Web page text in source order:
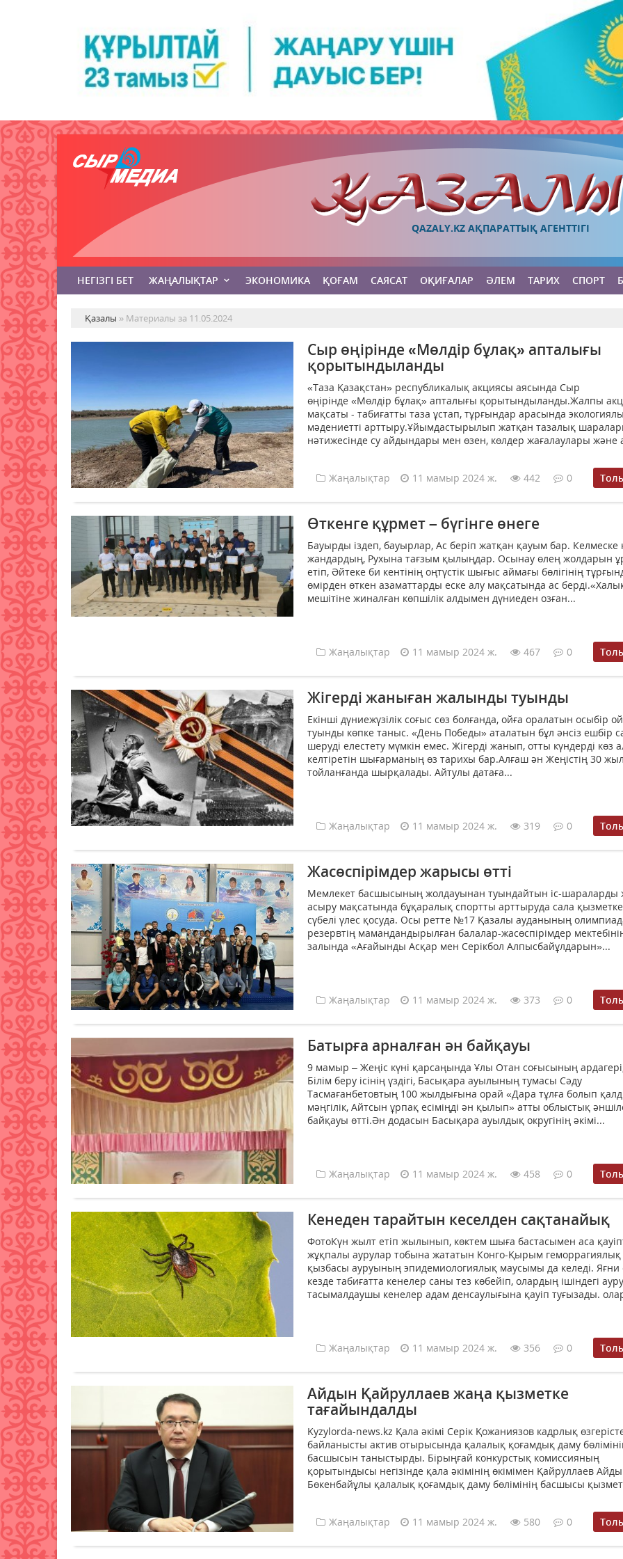
QAZALY.KZ АҚПАРАТТЫҚ АГЕНТТІГІ
НЕГІЗГІ БЕТ ЖАҢАЛЫҚТАР ЭКОНОМИКА ҚОҒАМ САЯСАТ ОҚИҒАЛАР ӘЛЕМ ТАРИХ СПОРТ
Қазалы » Материалы за 11.05.2024
Сыр өңірінде «Мөлдір бұлақ» апталығы
қорытындыланды
«Таза Қазақстан» республикалық акциясы аясында Сыр
өңірінде «Мөлдір бұлақ» апталығы қорытындыланды.Жалпы
мақсаты - табиғатты таза ұстап, тұрғындар арасында
мәдениетті арттыру.Ұйымдастырылып жатқан тазалық
нәтижесінде су айдындары мен өзен, көлдер жағалаулары және
Жаңалықтар 11 мамыр 2024 ж. 442 0
Өткенге құрмет – бүгінге өнеге
Бауырды іздеп, бауырлар, Ас беріп жатқан қауым бар. Келмеске
жандардың, Рухына тағзым қылыңдар. Осынау өлең жолдарын
етіп, Әйтеке би кентінің оңтүстік шығыс аймағы бөлігінің
өмірден өткен азаматтарды еске алу мақсатында ас
мешітіне жиналған көпшілік алдымен дүниеден озған...
Жаңалықтар 11 мамыр 2024 ж. 467 0
Жігерді жаныған жалынды туынды
Екінші дүниежүзілік соғыс сөз болғанда, ойға оралатын осыбір
туынды көпке таныс. «День Победы» аталатын бұл әнсіз ешбір
шеруді елестету мүмкін емес. Жігерді жанып, отты күндерді көз
келтіретін шығарманың өз тарихы бар.Алғаш ән Жеңістің 30
тойланғанда шырқалады. Айтулы датаға...
Жаңалықтар 11 мамыр 2024 ж. 319 0
Жасөспірімдер жарысы өтті
Мемлекет басшысының жолдауынан туындайтын іс-шараларды
асыру мақсатында бұқаралық спортты арттыруда сала
сүбелі үлес қосуда. Осы ретте №17 Қазалы ауданының
резервтің мамандандырылған балалар-жасөспірімдер
залында «Ағайынды Асқар мен Серікбол Алпысбайұлдарын»...
Жаңалықтар 11 мамыр 2024 ж. 373 0
Батырға арналған ән байқауы
9 мамыр – Жеңіс күні қарсаңында Ұлы Отан соғысының
Білім беру ісінің үздігі, Басықара ауылының тумасы Сәду
Тасмағанбетовтың 100 жылдығына орай «Дара тұлға болып
мәңгілік, Айтсын ұрпақ есіміңді ән қылып» атты облыстық
байқауы өтті.Ән додасын Басықара ауылдық округінің әкімі...
Жаңалықтар 11 мамыр 2024 ж. 458 0
Кенеден тарайтын кеселден сақтанайық
ФотоКүн жылт етіп жылынып, көктем шыға бастасымен аса
жұқпалы аурулар тобына жататын Конго-Қырым геморрагиялық
қызбасы ауруының эпидемиологиялық маусымы да келеді. Яғни
кезде табиғатта кенелер саны тез көбейіп, олардың ішіндегі ауру
тасымалдаушы кенелер адам денсаулығына қауіп туғызады.
Жаңалықтар 11 мамыр 2024 ж. 356 0
Айдын Қайруллаев жаңа қызметке
тағайындалды
Kyzylorda-news.kz Қала әкімі Серік Қожаниязов кадрлық
байланысты актив отырысында қалалық қоғамдық даму
басшысын таныстырды. Бірыңғай конкурстық комиссияның
қорытындысы негізінде қала әкімінің өкімімен Қайруллаев
Бөкенбайұлы қалалық қоғамдық даму бөлімінің басшысы
Жаңалықтар 11 мамыр 2024 ж. 580 0